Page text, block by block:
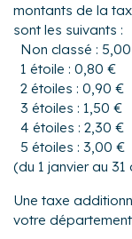
montants de la
sont les suivants :
Non classé : 5,00
1 étoile : 0,80 €
2 étoiles : 0,90 €
3 étoiles : 1,50 €
4 étoiles : 2,30 €
5 étoiles : 3,00 €
(du 1 janvier au
Une taxe
votre